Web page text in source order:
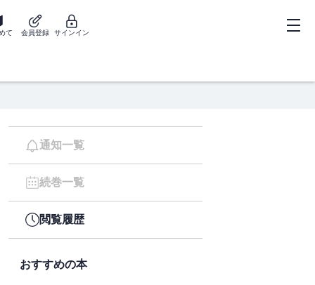
て 会員登録 サインイン
通知一覧
続巻一覧
閲覧履歴
おすすめの本